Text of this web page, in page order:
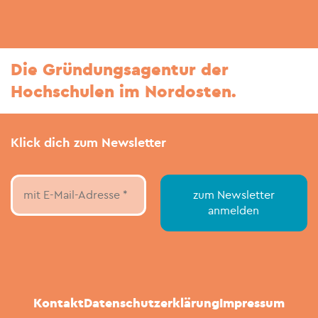
Die Gründungsagentur der
Hochschulen im Nordosten.
Klick dich zum Newsletter
KontaktDatenschutzerklärungImpressum